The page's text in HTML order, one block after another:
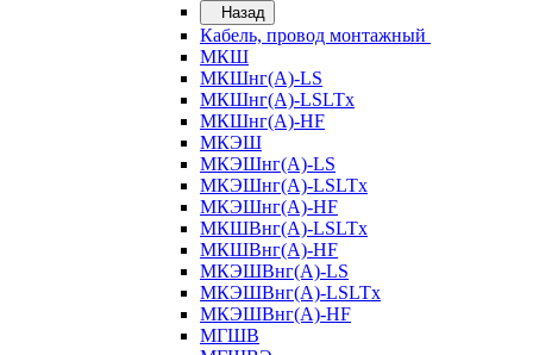
Назад
Кабель, провод монтажный
МКШ
МКШнг(А)-LS
МКШнг(А)-LSLTx
МКШнг(А)-HF
МКЭШ
МКЭШнг(А)-LS
МКЭШнг(А)-LSLTx
МКЭШнг(А)-HF
МКШВнг(A)-LSLTx
МКШВнг(А)-HF
МКЭШВнг(А)-LS
МКЭШВнг(A)-LSLTx
МКЭШВнг(А)-HF
МГШВ